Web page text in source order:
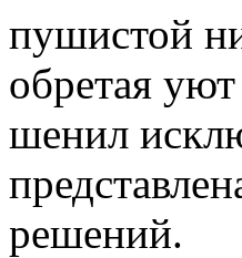
пушистой
обретая
шенил
решений.